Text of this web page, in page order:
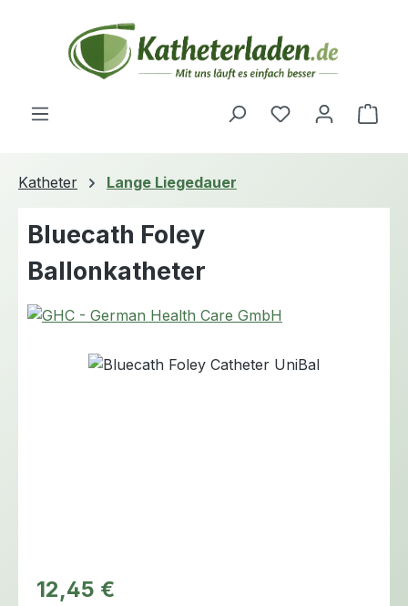
Zum Hauptinhalt springen
Du hast 0
Katheter Lange Liegedauer
Bluecath Foley
Ballonkatheter
Bildergalerie überspringen
Regulärer Preis:
12,45 €